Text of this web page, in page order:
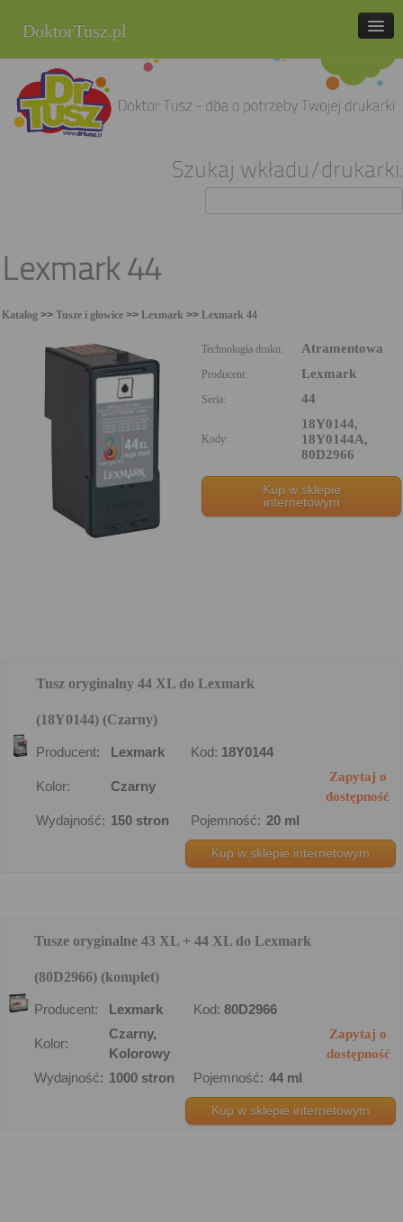
DoktorTusz.pl
tel. 857 337 337
Strona główna
Sklep internetowy
Szukaj wkładu/drukarki:
Lexmark 44
Katalog >> Tusze i głowice >> Lexmark >> Lexmark 44
Technologia druku: Atramentowa
Producent: Lexmark
Seria: 44
Kody:
18Y0144,
18Y0144A,
80D2966
Kup w sklepie
internetowym
Tusz oryginalny 44 XL do Lexmark
(18Y0144) (Czarny)
Producent: Lexmark Kod: 18Y0144
Kolor: Czarny
Zapytaj o
dostępność
Wydajność: 150 stron Pojemność: 20 ml
Kup w sklepie internetowym
Tusze oryginalne 43 XL + 44 XL do Lexmark
(80D2966) (komplet)
Producent: Lexmark Kod: 80D2966
Kolor:
Czarny,
Kolorowy
Zapytaj o
dostępność
Wydajność: 1000 stron Pojemność: 44 ml
Kup w sklepie internetowym